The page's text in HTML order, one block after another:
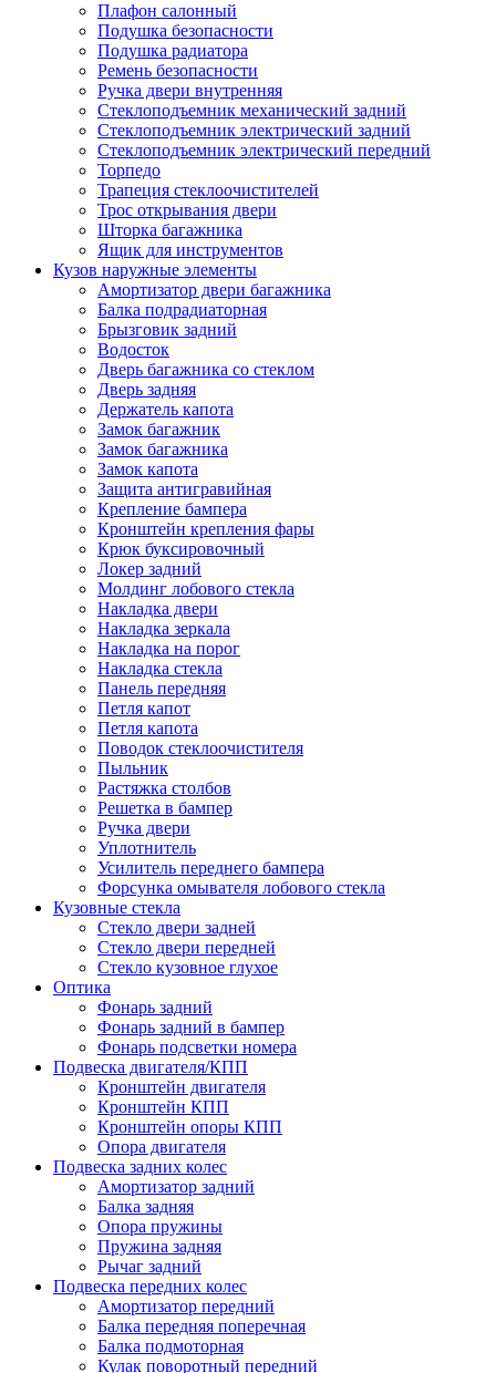
Плафон салонный
Подушка безопасности
Подушка радиатора
Ремень безопасности
Ручка двери внутренняя
Стеклоподъемник механический задний
Стеклоподъемник электрический задний
Стеклоподъемник электрический передний
Торпедо
Трапеция стеклоочистителей
Трос открывания двери
Шторка багажника
Ящик для инструментов
Кузов наружные элементы
Амортизатор двери багажника
Балка подрадиаторная
Брызговик задний
Водосток
Дверь багажника со стеклом
Дверь задняя
Держатель капота
Замок багажник
Замок багажника
Замок капота
Защита антигравийная
Крепление бампера
Кронштейн крепления фары
Крюк буксировочный
Локер задний
Молдинг лобового стекла
Накладка двери
Накладка зеркала
Накладка на порог
Накладка стекла
Панель передняя
Петля капот
Петля капота
Поводок стеклоочистителя
Пыльник
Растяжка столбов
Решетка в бампер
Ручка двери
Уплотнитель
Усилитель переднего бампера
Форсунка омывателя лобового стекла
Кузовные стекла
Стекло двери задней
Стекло двери передней
Стекло кузовное глухое
Оптика
Фонарь задний
Фонарь задний в бампер
Фонарь подсветки номера
Подвеска двигателя/КПП
Кронштейн двигателя
Кронштейн КПП
Кронштейн опоры КПП
Опора двигателя
Подвеска задних колес
Амортизатор задний
Балка задняя
Опора пружины
Пружина задняя
Рычаг задний
Подвеска передних колес
Амортизатор передний
Балка передняя поперечная
Балка подмоторная
Кулак поворотный передний